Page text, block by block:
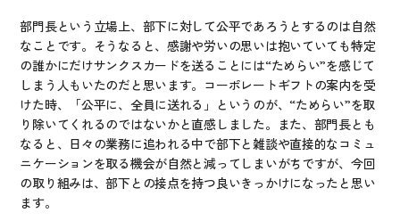
部門長という立場上、部下に対して公平であろうとするのは自然
なことです。そうなると、感謝や労いの思いは抱いていても特定
の誰かにだけサンクスカードを送ることには“ためらい”を感じて
しまう人もいたのだと思います。コーポレートギフトの案内を受
けた時、「公平に、全員に送れる」というのが、“ためらい”を取
り除いてくれるのではないかと直感しました。また、部門長とも
なると、日々の業務に追われる中で部下と雑談や直接的なコミュ
ニケーションを取る機会が自然と減ってしまいがちですが、今回
の取り組みは、部下との接点を持つ良いきっかけになったと思い
ます。